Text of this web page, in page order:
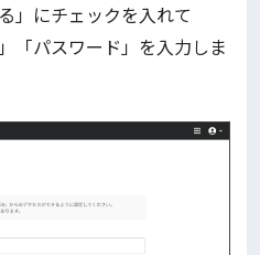
」にチェックを入れて
「パスワード」を入力しま